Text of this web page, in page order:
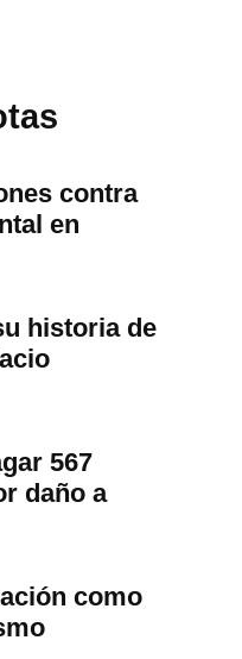
contra
en
historia de
567
daño a
como